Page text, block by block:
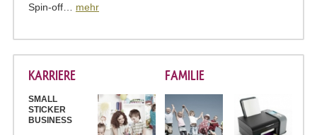
Spin-off… mehr
KARRIERE
SMALL
STICKER
BUSINESS
FAMILIE